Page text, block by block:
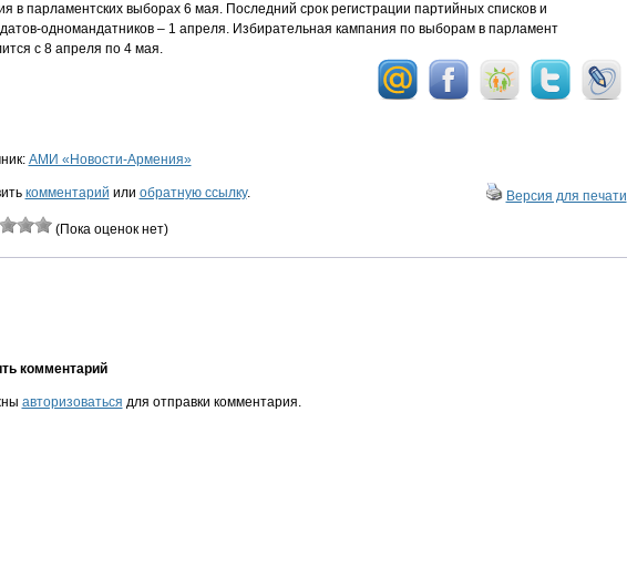
в парламентских выборах 6 мая. Последний срок регистрации партийных списков и
одномандатников – 1 апреля. Избирательная кампания по выборам в парламент
с 8 апреля по 4 мая.
АМИ «Новости-Армения»
комментарий или обратную ссылку. Версия для печати
(Пока оценок нет)
комментарий
авторизоваться для отправки комментария.